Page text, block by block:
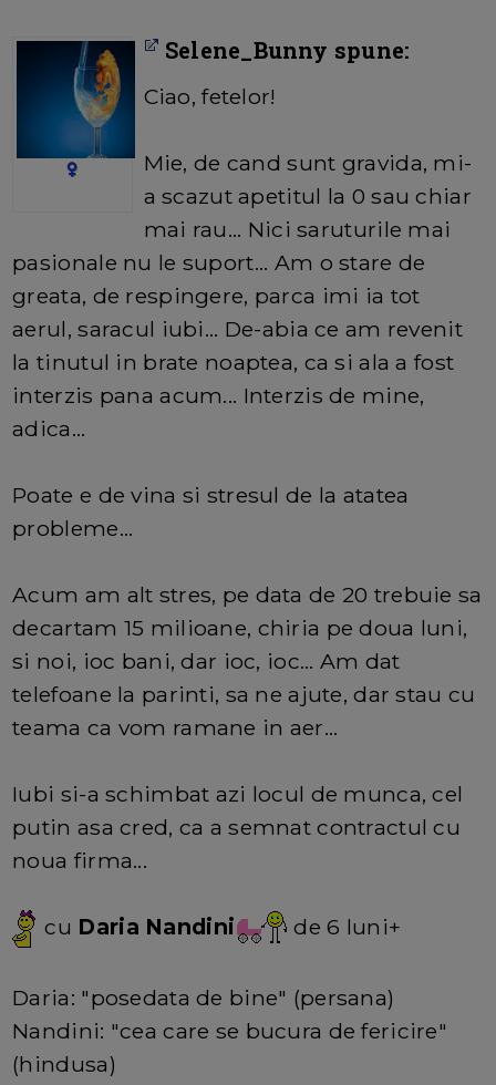
Selene_Bunny spune:
Ciao, fetelor!
Mie, de cand sunt gravida, mi-
a scazut apetitul la 0 sau chiar
mai rau... Nici saruturile mai
pasionale nu le suport... Am o stare de
greata, de respingere, parca imi ia tot
aerul, saracul iubi... De-abia ce am revenit
la tinutul in brate noaptea, ca si ala a fost
interzis pana acum... Interzis de mine,
adica...
Poate e de vina si stresul de la atatea
probleme...
Acum am alt stres, pe data de 20 trebuie sa
decartam 15 milioane, chiria pe doua luni,
si noi, ioc bani, dar ioc, ioc... Am dat
telefoane la parinti, sa ne ajute, dar stau cu
teama ca vom ramane in aer...
Iubi si-a schimbat azi locul de munca, cel
putin asa cred, ca a semnat contractul cu
noua firma...
cu Daria Nandini de 6 luni+
Daria: "posedata de bine" (persana)
Nandini: "cea care se bucura de fericire"
(hindusa)